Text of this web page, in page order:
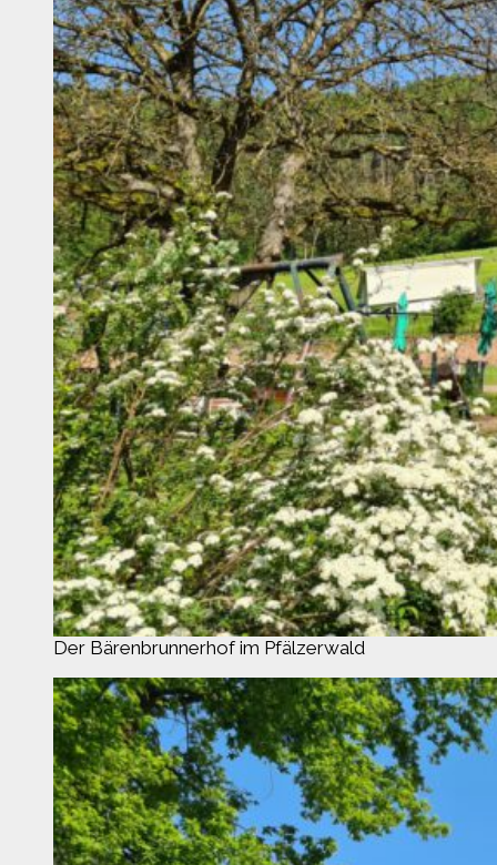
Der Bärenbrunnerhof im Pfälzerwald